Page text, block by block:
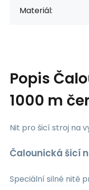
Materiál:
Popis
1000 m
Nit pro šicí stroj na
Čalounická šicí
Speciální silné nitě